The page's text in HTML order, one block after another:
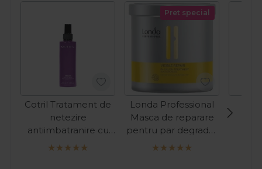
Cotril Tratament de
netezire
antiimbatranire cu
acid hialuronic
Pret special
Londa Professional
Masca de reparare
pentru par degradat
Visible Repair 750ml